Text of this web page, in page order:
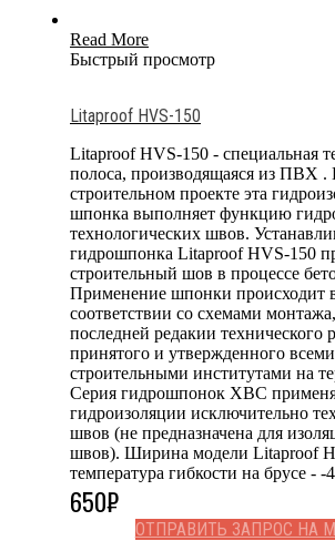
Read More
Быстрый просмотр
Litaproof HVS-150
Litaproof HVS-150 - специальная
полоса, производящаяся из ПВХ
строительном проекте эта
шпонка выполняет функцию
технологических швов.
гидрошпонка Litaproof HVS-150
строительный шов в процессе
Применение шпонки происходит
соответствии со схемами
последней редакии технического
принятого и утвержденного
строительными институтами на
Серия гидрошпонок ХВС
гидроизоляции исключительно
швов (не предназначена для
швов). Ширина модели Litaproof
температура гибкости на брусе - -
650₽
ОТПРАВИТЬ ЗАПРОС НА